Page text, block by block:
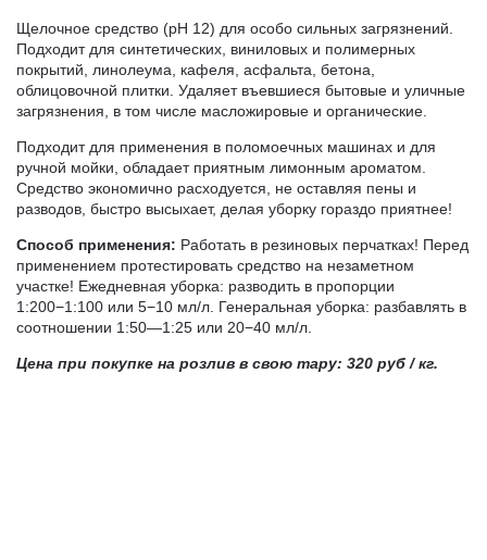
Щелочное средство (pH 12) для особо сильных загрязнений.
Подходит для синтетических, виниловых и полимерных
покрытий, линолеума, кафеля, асфальта, бетона,
облицовочной плитки. Удаляет въевшиеся бытовые и уличные
загрязнения, в том числе масложировые и органические.
Подходит для применения в поломоечных машинах и для
ручной мойки, обладает приятным лимонным ароматом.
Средство экономично расходуется, не оставляя пены и
разводов, быстро высыхает, делая уборку гораздо приятнее!
Способ применения: Работать в резиновых перчатках! Перед
применением протестировать средство на незаметном
участке! Ежедневная уборка: разводить в пропорции
1:200−1:100 или 5−10 мл/л. Генеральная уборка: разбавлять в
соотношении 1:50—1:25 или 20−40 мл/л.
Цена при покупке на розлив в свою тару: 320 руб / кг.